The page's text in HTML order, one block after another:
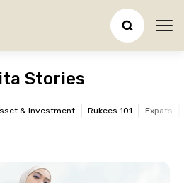
Stories
& Investment Rukees 101 Expats